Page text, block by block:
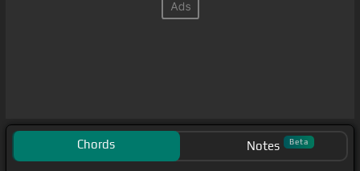
Chords Notes Beta